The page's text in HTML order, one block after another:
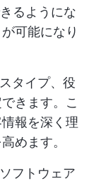
るようにな
可能になり
タイプ、役
きます。こ
報を深く理
めます。
フトウェア